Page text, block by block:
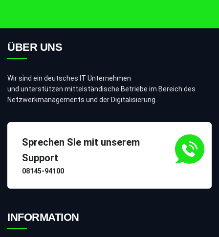
ÜBER UNS
Wir sind ein deutsches IT Unternehmen
und unterstützen mittelständische Betriebe im Bereich des
Netzwerkmanagements und der Digitalisierung.
Sprechen Sie mit unserem
Support
08145-94100
INFORMATION